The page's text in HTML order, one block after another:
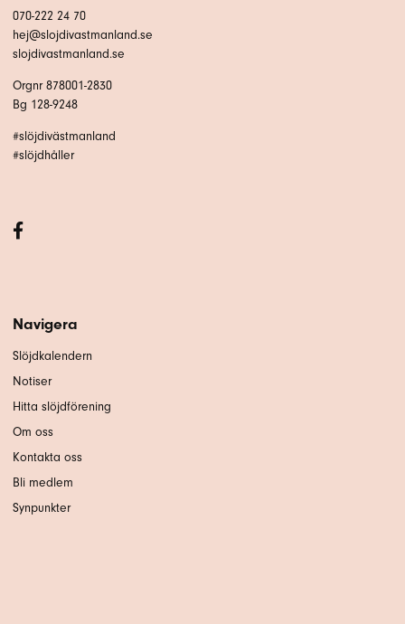
070-222 24 70
hej@slojdivastmanland.se
slojdivastmanland.se
Orgnr 878001-2830
Bg 128-9248
#slöjdivästmanland
#slöjdhåller
Navigera
Slöjdkalendern
Notiser
Hitta slöjdförening
Om oss
Kontakta oss
Bli medlem
Synpunkter